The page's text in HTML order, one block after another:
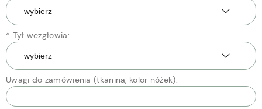
* Tył wezgłowia:
Uwagi do zamówienia (tkanina, kolor nóżek):